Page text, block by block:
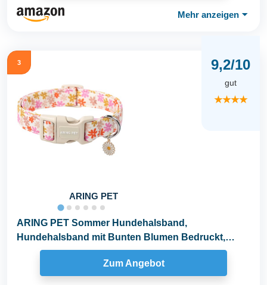
Mehr anzeigen ⏷
3
ARING PET
9,2/10
gut
★★★★
ARING PET Sommer Hundehalsband,
Hundehalsband mit Bunten Blumen Bedruckt,
Baumwolle Blume Halsband...
Zum Angebot